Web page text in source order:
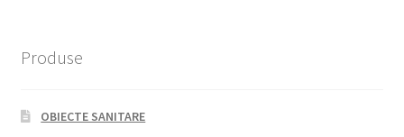
Produse
OBIECTE SANITARE